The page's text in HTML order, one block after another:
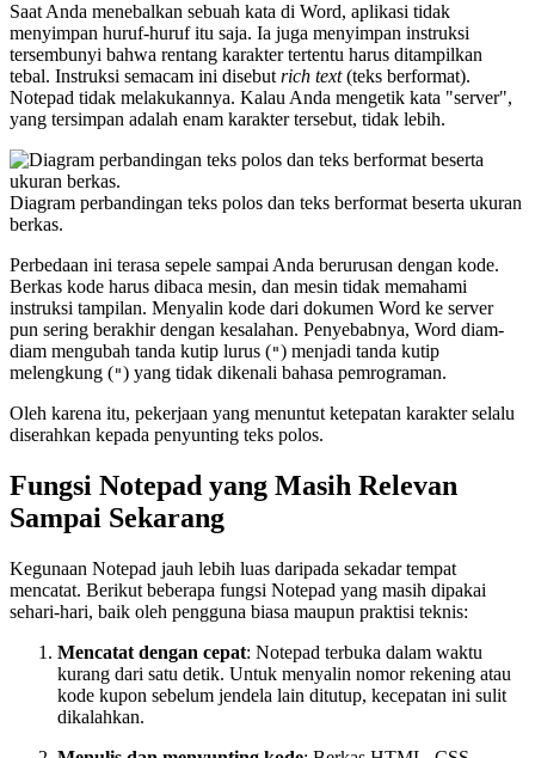
Saat Anda menebalkan sebuah kata di Word, aplikasi tidak
menyimpan huruf-huruf itu saja. Ia juga menyimpan instruksi
tersembunyi bahwa rentang karakter tertentu harus ditampilkan
tebal. Instruksi semacam ini disebutrich text(teks berformat).
Notepad tidak melakukannya. Kalau Anda mengetik kata "server",
yang tersimpan adalah enam karakter tersebut, tidak lebih.
Diagram perbandingan teks polos dan teks berformat beserta ukuran
berkas.
Perbedaan ini terasa sepele sampai Anda berurusan dengan kode.
Berkas kode harus dibaca mesin, dan mesin tidak memahami
instruksi tampilan. Menyalin kode dari dokumen Word ke server
pun sering berakhir dengan kesalahan. Penyebabnya, Word diam-
diam mengubah tanda kutip lurus (") menjadi tanda kutip
melengkung (") yang tidak dikenali bahasa pemrograman.
Oleh karena itu, pekerjaan yang menuntut ketepatan karakter selalu
diserahkan kepada penyunting teks polos.
Fungsi Notepad yang Masih Relevan
Sampai Sekarang
Kegunaan Notepad jauh lebih luas daripada sekadar tempat
mencatat. Berikut beberapa fungsi Notepad yang masih dipakai
sehari-hari, baik oleh pengguna biasa maupun praktisi teknis:
Mencatat dengan cepat: Notepad terbuka dalam waktu
kurang dari satu detik. Untuk menyalin nomor rekening atau
kode kupon sebelum jendela lain ditutup, kecepatan ini sulit
dikalahkan.